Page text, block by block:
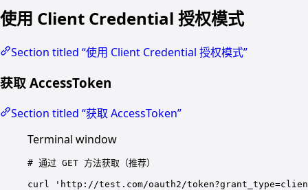
使用 Client Credential 授权模式
Section titled “使用 Client Credential 授权模式”
获取 AccessToken
Section titled “获取 AccessToken”
Terminal window
# 通过 GET 方法获取（推荐）
curl 'http://test.com/oauth2/